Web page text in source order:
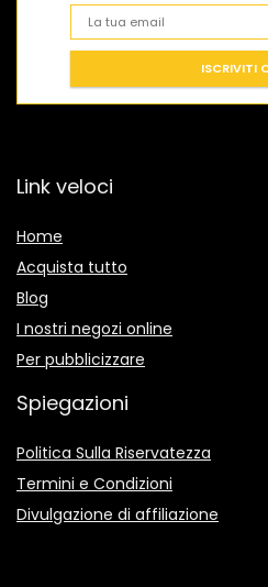
Link veloci
Home
Acquista tutto
Blog
I nostri negozi online
Per pubblicizzare
Spiegazioni
Politica Sulla Riservatezza
Termini e Condizioni
Divulgazione di affiliazione